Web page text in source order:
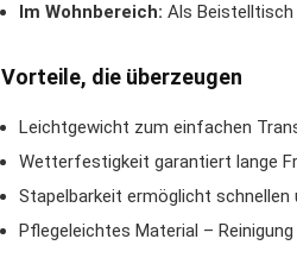
Im Wohnbereich: Als
Vorteile, die überzeugen
Leichtgewicht zum einfachen
Wetterfestigkeit garantiert lange
Stapelbarkeit ermöglicht schnellen
Pflegeleichtes Material –